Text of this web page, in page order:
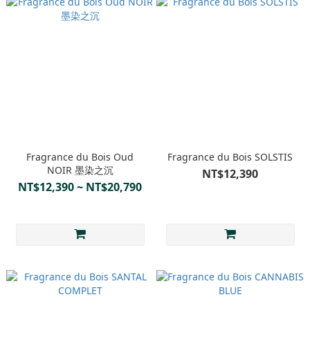
Fragrance du Bois Oud
NOIR 墨染之沉
NT$12,390 ~ NT$20,790
Fragrance du Bois SOLSTIS
NT$12,390